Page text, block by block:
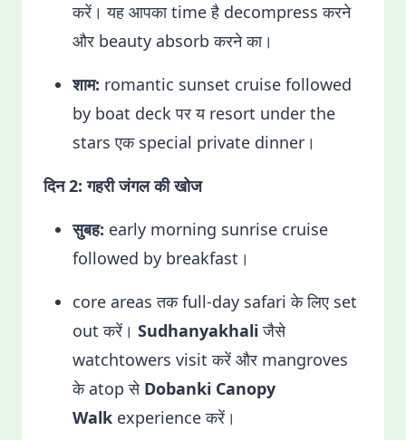
करें। यह आपका time है decompress करने
और beauty absorb करने का।
शाम: romantic sunset cruise followed
by boat deck पर य resort under the
stars एक special private dinner।
दिन 2: गहरी जंगल की खोज
सुबह: early morning sunrise cruise
followed by breakfast।
core areas तक full-day safari के लिए set
out करें। Sudhanyakhali जैसे
watchtowers visit करें और mangroves
के atop से Dobanki Canopy
Walk experience करें।